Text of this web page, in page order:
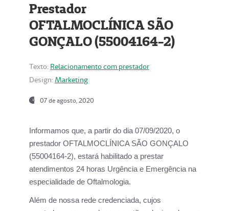
Prestador
OFTALMOCLÍNICA SÃO
GONÇALO (55004164-2)
Texto: Relacionamento com prestador
Design: Marketing
07 de agosto, 2020
Informamos que, a partir do dia07/09/2020, o
prestador OFTALMOCLÍNICA SÃO GONÇALO
(55004164-2), estará habilitado a prestar
atendimentos 24 horas Urgência e Emergência na
especialidade de Oftalmologia.
Além de nossa rede credenciada, cujos